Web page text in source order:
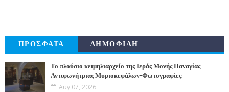
ΠΡΟΣΦΑΤΑ ΔΗΜΟΦΙΛΗ
Το πλούσιο κειμηλιαρχείο της Ιεράς Μονής Παναγίας
Αντιφωνήτριας Μυριοκεφάλων-Φωτογραφίες
Αυγ 07, 2026